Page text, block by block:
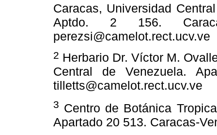
Caracas, Universidad
Aptdo. 2 156.
perezsi@camelot.rect.ucv.ve
2 Herbario Dr. Víctor M.
Central de Venezuela.
tilletts@camelot.rect.ucv.ve
3 Centro de Botánica
Apartado 20 513. Caracas-